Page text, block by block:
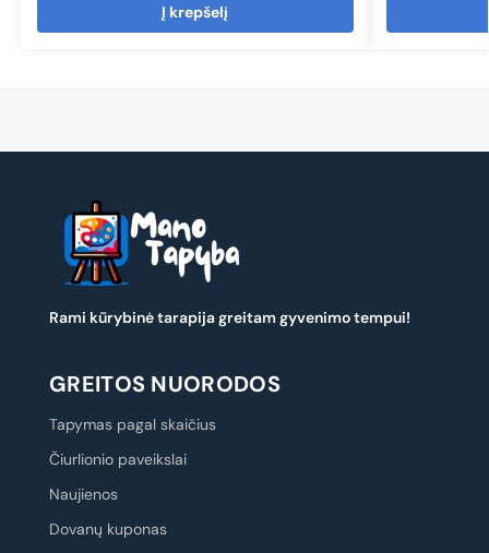
Į krepšelį
Rami kūrybinė tarapija greitam gyvenimo tempui!
GREITOS NUORODOS
Tapymas pagal skaičius
Čiurlionio paveikslai
Naujienos
Dovanų kuponas